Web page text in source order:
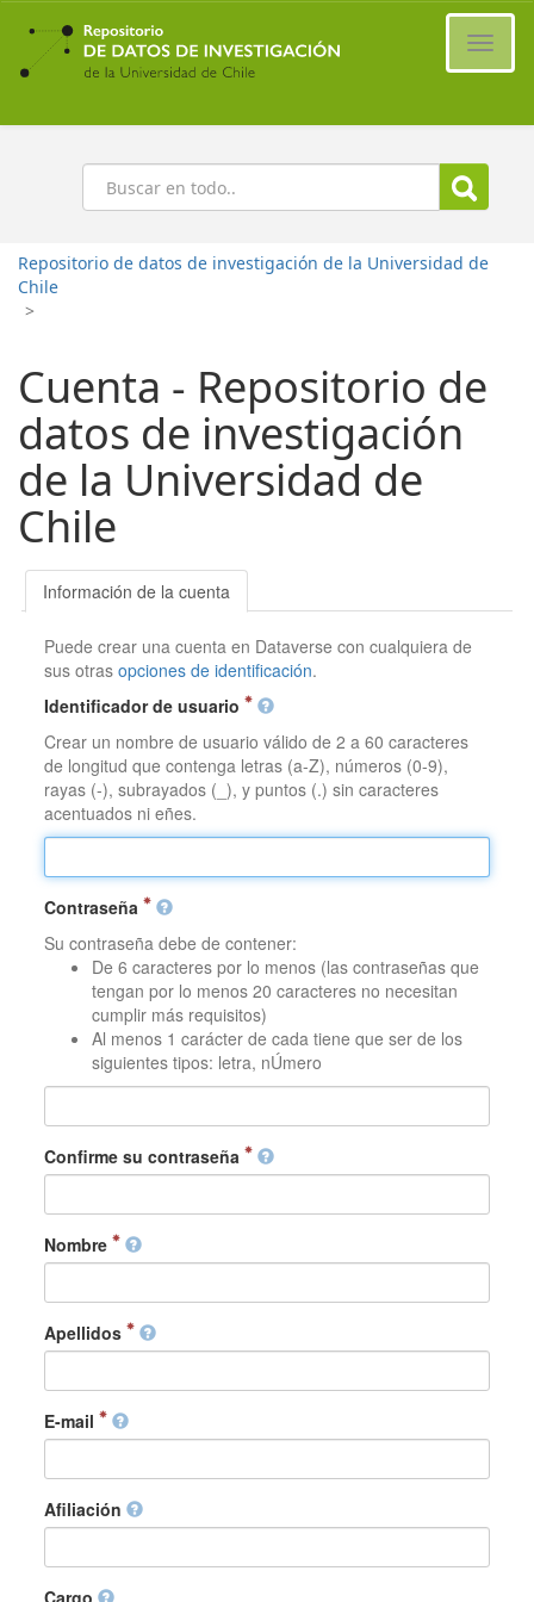
Ir
contenido
principal
Buscar
Repositorio de datos de investigación de la Universidad de
Chile
>
Cuenta - Repositorio de
datos de investigación
de la Universidad de
Chile
Información de la cuenta
Puede crear una cuenta en Dataverse con cualquiera de
sus otrasopciones de identificación.
Identificador de usuario
Crear un nombre de usuario válido de 2 a 60 caracteres
de longitud que contenga letras (a-Z), números (0-9),
rayas (-), subrayados (_), y puntos (.) sin caracteres
acentuados ni eñes.
Contraseña
Su contraseña debe de contener:
De 6 caracteres por lo menos (las contraseñas que
tengan por lo menos 20 caracteres no necesitan
cumplir más requisitos)
Al menos 1 carácter de cada tiene que ser de los
siguientes tipos: letra, nÚmero
Confirme su contraseña
Nombre
Apellidos
E-mail
Afiliación
Cargo